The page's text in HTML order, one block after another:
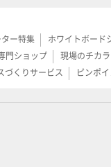
ー特集 ホワイトボード
門ショップ 現場のチカラ
づくりサービス ピンポ